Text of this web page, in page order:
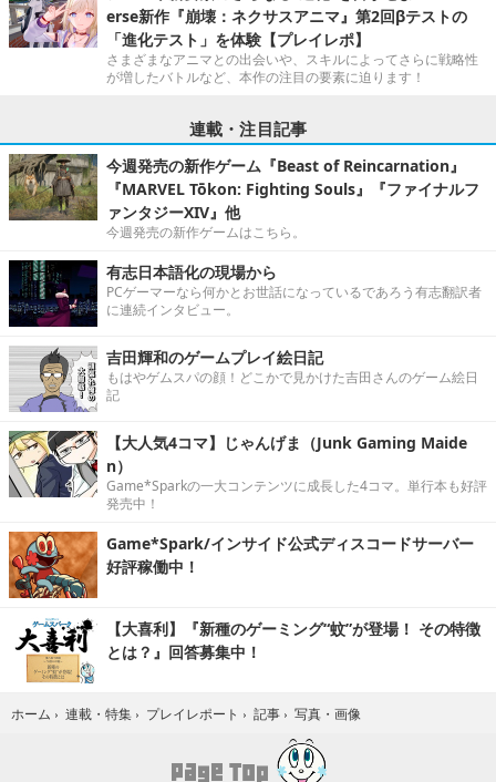
erse新作『崩壊：ネクサスアニマ』第2回βテストの
「進化テスト」を体験【プレイレポ】
さまざまなアニマとの出会いや、スキルによってさらに戦略性
が増したバトルなど、本作の注目の要素に迫ります！
連載・注目記事
今週発売の新作ゲーム『Beast of Reincarnation』
『MARVEL Tōkon: Fighting Souls』『ファイナルフ
ァンタジーXIV』他
今週発売の新作ゲームはこちら。
有志日本語化の現場から
PCゲーマーなら何かとお世話になっているであろう有志翻訳者
に連続インタビュー。
吉田輝和のゲームプレイ絵日記
もはやゲムスパの顔！どこかで見かけた吉田さんのゲーム絵日
記
【大人気4コマ】じゃんげま（Junk Gaming Maide
n）
Game*Sparkの一大コンテンツに成長した4コマ。単行本も好評
発売中！
Game*Spark/インサイド公式ディスコードサーバー
好評稼働中！
【大喜利】『新種のゲーミング“蚊”が登場！ その特徴
とは？』回答募集中！
ホーム › 連載・特集 › プレイレポート › 記事 › 写真・画像